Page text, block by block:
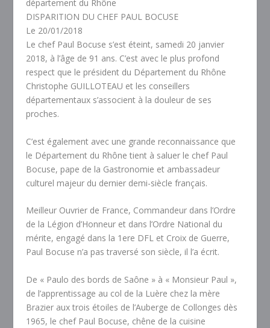
département du Rhône
DISPARITION DU CHEF PAUL BOCUSE
Le 20/01/2018
Le chef Paul Bocuse s’est éteint, samedi 20 janvier
2018, à l’âge de 91 ans. C’est avec le plus profond
respect que le président du Département du Rhône
Christophe GUILLOTEAU et les conseillers
départementaux s’associent à la douleur de ses
proches.
C’est également avec une grande reconnaissance que
le Département du Rhône tient à saluer le chef Paul
Bocuse, pape de la Gastronomie et ambassadeur
culturel majeur du dernier demi-siècle français.
Meilleur Ouvrier de France, Commandeur dans l’Ordre
de la Légion d’Honneur et dans l’Ordre National du
mérite, engagé dans la 1ere DFL et Croix de Guerre,
Paul Bocuse n’a pas traversé son siècle, il l’a écrit.
De « Paulo des bords de Saône » à « Monsieur Paul »,
de l’apprentissage au col de la Luère chez la mère
Brazier aux trois étoiles de l’Auberge de Collonges dès
1965, le chef Paul Bocuse, chêne de la cuisine